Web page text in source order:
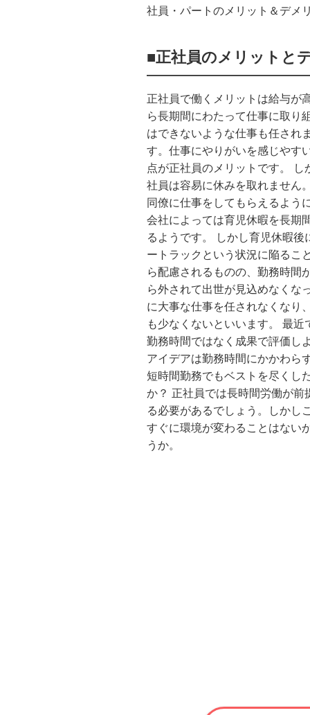
社員・パートのメリット＆デメ
■正社員のメリットと
正社員で働くメリットは給与が
ら長期間にわたって仕事に取り
はできないような仕事も任され
す。仕事にやりがいを感じやす
点が正社員のメリットです。
社員は容易に休みを取れません
同僚に仕事をしてもらえるよう
会社によっては育児休暇を長期
るようです。 しかし育児休暇
ートラックという状況に陥るこ
ら配慮されるものの、勤務時間
ら外されて出世が見込めなくな
に大事な仕事を任されなくなり
も少なくないといいます。 最
勤務時間ではなく成果で評価し
アイデアは勤務時間にかかわら
短時間勤務でもベストを尽くし
か？ 正社員では長時間労働が
る必要があるでしょう。しかし
すぐに環境が変わることはない
うか。